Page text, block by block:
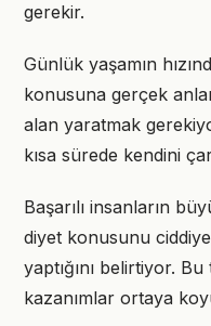
gerekir.
Günlük yaşamın
konusuna gerçek
alan yaratmak
kısa sürede kendini
Başarılı insanların
diyet konusunu ciddiye
yaptığını belirtiyor.
kazanımlar ortaya